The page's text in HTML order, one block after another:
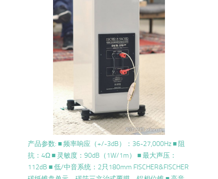
产品参数: ■ 频率响应（+/-3dB）：36-27,000Hz ■ 阻
抗：4Ω ■ 灵敏度：90dB（1W/1m） ■ 最大声压：
112dB ■ 低/中音系统：2只180mm FISCHER&FISCHER